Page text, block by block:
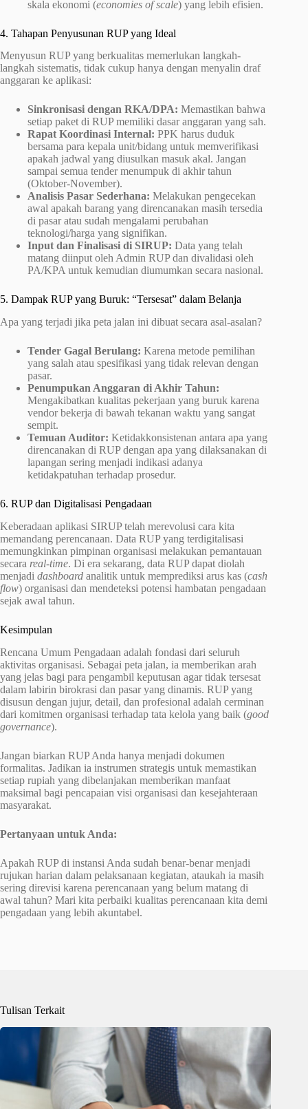
skala ekonomi (economies of scale) yang lebih efisien.
4. Tahapan Penyusunan RUP yang Ideal
Menyusun RUP yang berkualitas memerlukan langkah-
langkah sistematis, tidak cukup hanya dengan menyalin draf
anggaran ke aplikasi:
Sinkronisasi dengan RKA/DPA: Memastikan bahwa
setiap paket di RUP memiliki dasar anggaran yang sah.
Rapat Koordinasi Internal: PPK harus duduk
bersama para kepala unit/bidang untuk memverifikasi
apakah jadwal yang diusulkan masuk akal. Jangan
sampai semua tender menumpuk di akhir tahun
(Oktober-November).
Analisis Pasar Sederhana: Melakukan pengecekan
awal apakah barang yang direncanakan masih tersedia
di pasar atau sudah mengalami perubahan
teknologi/harga yang signifikan.
Input dan Finalisasi di SIRUP: Data yang telah
matang diinput oleh Admin RUP dan divalidasi oleh
PA/KPA untuk kemudian diumumkan secara nasional.
5. Dampak RUP yang Buruk: “Tersesat” dalam Belanja
Apa yang terjadi jika peta jalan ini dibuat secara asal-asalan?
Tender Gagal Berulang: Karena metode pemilihan
yang salah atau spesifikasi yang tidak relevan dengan
pasar.
Penumpukan Anggaran di Akhir Tahun:
Mengakibatkan kualitas pekerjaan yang buruk karena
vendor bekerja di bawah tekanan waktu yang sangat
sempit.
Temuan Auditor: Ketidakkonsistenan antara apa yang
direncanakan di RUP dengan apa yang dilaksanakan di
lapangan sering menjadi indikasi adanya
ketidakpatuhan terhadap prosedur.
6. RUP dan Digitalisasi Pengadaan
Keberadaan aplikasi SIRUP telah merevolusi cara kita
memandang perencanaan. Data RUP yang terdigitalisasi
memungkinkan pimpinan organisasi melakukan pemantauan
secara real-time. Di era sekarang, data RUP dapat diolah
menjadi dashboard analitik untuk memprediksi arus kas (cash
flow) organisasi dan mendeteksi potensi hambatan pengadaan
sejak awal tahun.
Kesimpulan
Rencana Umum Pengadaan adalah fondasi dari seluruh
aktivitas organisasi. Sebagai peta jalan, ia memberikan arah
yang jelas bagi para pengambil keputusan agar tidak tersesat
dalam labirin birokrasi dan pasar yang dinamis. RUP yang
disusun dengan jujur, detail, dan profesional adalah cerminan
dari komitmen organisasi terhadap tata kelola yang baik (good
governance).
Jangan biarkan RUP Anda hanya menjadi dokumen
formalitas. Jadikan ia instrumen strategis untuk memastikan
setiap rupiah yang dibelanjakan memberikan manfaat
maksimal bagi pencapaian visi organisasi dan kesejahteraan
masyarakat.
Pertanyaan untuk Anda:
Apakah RUP di instansi Anda sudah benar-benar menjadi
rujukan harian dalam pelaksanaan kegiatan, ataukah ia masih
sering direvisi karena perencanaan yang belum matang di
awal tahun? Mari kita perbaiki kualitas perencanaan kita demi
pengadaan yang lebih akuntabel.
Tulisan Terkait